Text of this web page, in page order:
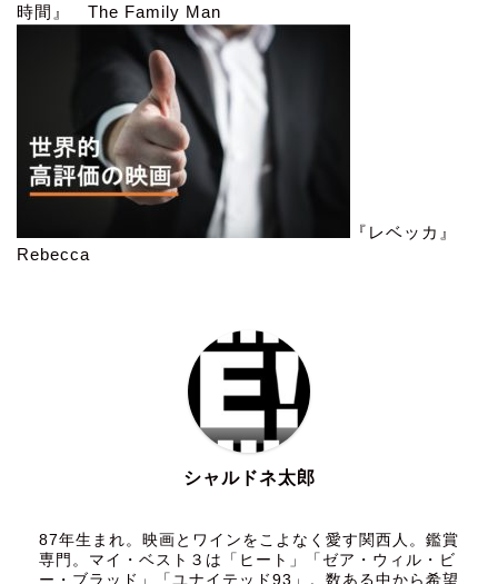
時間』 The Family Man
『レベッカ』
Rebecca
シャルドネ太郎
87年生まれ。映画とワインをこよなく愛す関西人。鑑賞
専門。マイ・ベスト３は「ヒート」「ゼア・ウィル・ビ
ー・ブラッド」「ユナイテッド93」。数ある中から希望